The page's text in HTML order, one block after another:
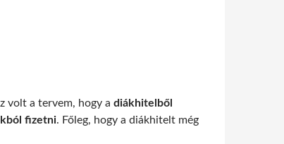
volt a tervem, hogy a diákhitelből
fizetni. Főleg, hogy a diákhitelt még